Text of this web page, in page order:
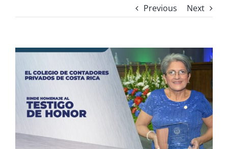
Previous Next
View
Larger
Image